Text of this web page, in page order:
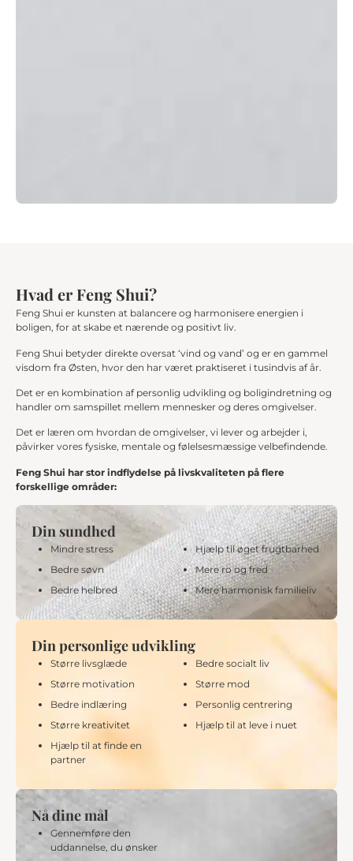
Hvad er Feng Shui?
Feng Shui er kunsten at balancere og harmonisere energien i
boligen, for at skabe et nærende og positivt liv.
Feng Shui betyder direkte oversat ‘vind og vand’ og er en gammel
visdom fra Østen, hvor den har været praktiseret i tusindvis af år.
Det er en kombination af personlig udvikling og boligindretning og
handler om samspillet mellem mennesker og deres omgivelser.
Det er læren om hvordan de omgivelser, vi lever og arbejder i,
påvirker vores fysiske, mentale og følelsesmæssige velbefindende.
Feng Shui har stor indflydelse på livskvaliteten på flere
forskellige områder:
Din sundhed
Mindre stress
Bedre søvn
Bedre helbred
Hjælp til øget frugtbarhed
Mere ro og fred
Mere harmonisk familieliv
Din personlige udvikling
Større livsglæde
Større motivation
Bedre indlæring
Større kreativitet
Hjælp til at finde en
partner
Bedre socialt liv
Større mod
Personlig centrering
Hjælp til at leve i nuet
Nå dine mål
Gennemføre den
uddannelse, du ønsker